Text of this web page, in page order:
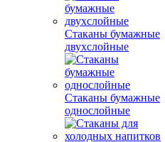
Стаканы бумажные
двухслойные
Стаканы бумажные
однослойные